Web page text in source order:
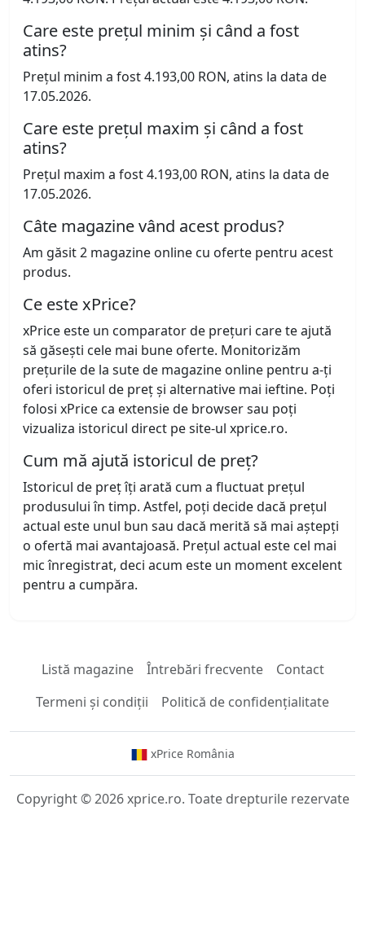
Care este prețul minim și când a fost
atins?
Prețul minim a fost 4.193,00 RON, atins la data de
17.05.2026.
Care este prețul maxim și când a fost
atins?
Prețul maxim a fost 4.193,00 RON, atins la data de
17.05.2026.
Câte magazine vând acest produs?
Am găsit 2 magazine online cu oferte pentru acest
produs.
Ce este xPrice?
xPrice este un comparator de prețuri care te ajută
să găsești cele mai bune oferte. Monitorizăm
prețurile de la sute de magazine online pentru a-ți
oferi istoricul de preț și alternative mai ieftine. Poți
folosi xPrice ca extensie de browser sau poți
vizualiza istoricul direct pe site-ul xprice.ro.
Cum mă ajută istoricul de preț?
Istoricul de preț îți arată cum a fluctuat prețul
produsului în timp. Astfel, poți decide dacă prețul
actual este unul bun sau dacă merită să mai aștepți
o ofertă mai avantajoasă. Prețul actual este cel mai
mic înregistrat, deci acum este un moment excelent
pentru a cumpăra.
Listă magazine Întrebări frecvente
Contact
Termeni și condiții
Politică de confidențialitate
xPrice România
Copyright © 2026 xprice.ro. Toate drepturile rezervate